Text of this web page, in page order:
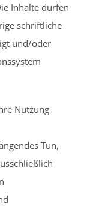
Inhalte dürfen
schriftliche
und/oder
Nutzung
Tun,